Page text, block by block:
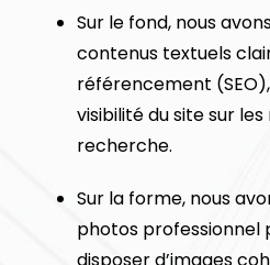
Sur le fond, nous
contenus textuels
référencement
visibilité du site sur
recherche.
Sur la forme, nous
photos professionnel